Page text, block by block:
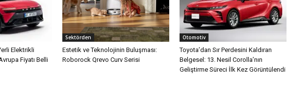
Elektrikli
Fiyatı Belli
Sektörden
Estetik ve Teknolojinin Buluşması:
Roborock Qrevo Curv Serisi
Otomotiv
Toyota’dan Sır Perdesini Kaldıran
Belgesel: 13. Nesil Corolla’nın
Geliştirme Süreci İlk Kez Görüntülendi